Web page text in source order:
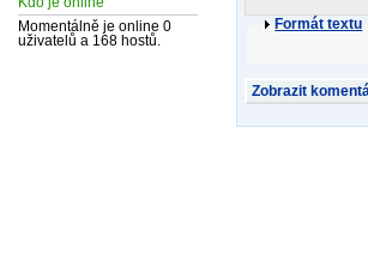
Momentálně je online 0
uživatelů a 168 hostů.
Formát textu